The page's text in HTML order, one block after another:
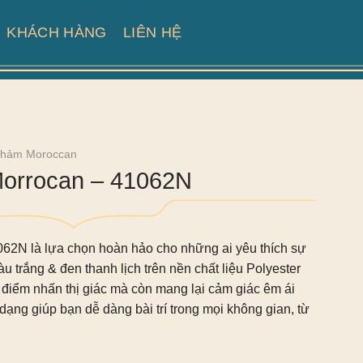
KHÁCH HÀNG LIÊN HỆ
Moroccan
– 41062N
là lựa chọn hoàn hảo cho những ai yêu thích sự
trắng & đen thanh lịch trên nền chất liệu Polyester
nhấn thị giác mà còn mang lại cảm giác êm ái
giúp bạn dễ dàng bài trí trong mọi không gian, từ